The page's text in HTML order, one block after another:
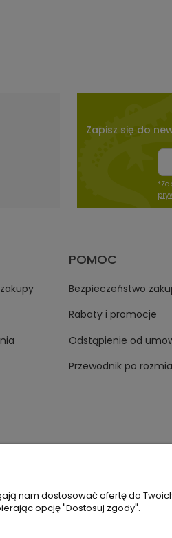
Zapisz się do
POMOC
Bezpieczeństwo
Rabaty i promocje
Odstąpienie od
Przewodnik po
nam dostosować ofertę do
opcję "Dostosuj zgody".